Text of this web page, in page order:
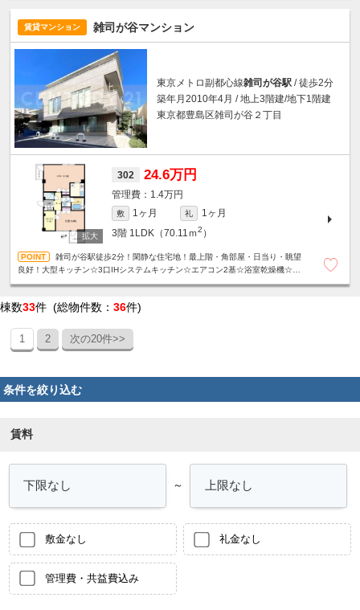
賃貸マンション 雑司が谷マンション
東京メトロ副都心線雑司が谷駅 / 徒歩2分
築年月2010年4月 / 地上3階建/地下1階建
東京都豊島区雑司が谷２丁目
302 24.6万円
1.4万円
敷 1ヶ月 礼
1ヶ月
3階 1LDK（70.11ｍ2 ）
雑司が谷駅徒歩2分！閑静な住宅地！最上階・角部屋・日当り・眺望
良好！大型キッチン☆3口IHシステムキッチン☆エアコン2基☆浴室乾燥機☆温
棟数33件 (総物件数： 36件)
1 2 次の20件>>
条件を絞り込む
賃料
～
敷金なし 礼金なし
管理費・共益費込み